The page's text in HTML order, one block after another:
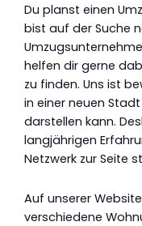
Du planst einen
bist auf der Suche
helfen dir gerne
zu finden. Uns ist
in einer neuen
darstellen kann.
langjährigen
Netzwerk zur Seite
Auf unserer
verschiedene